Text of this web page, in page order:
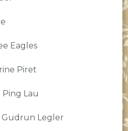
Eagles
Piret
Ping Lau
Gudrun Legler